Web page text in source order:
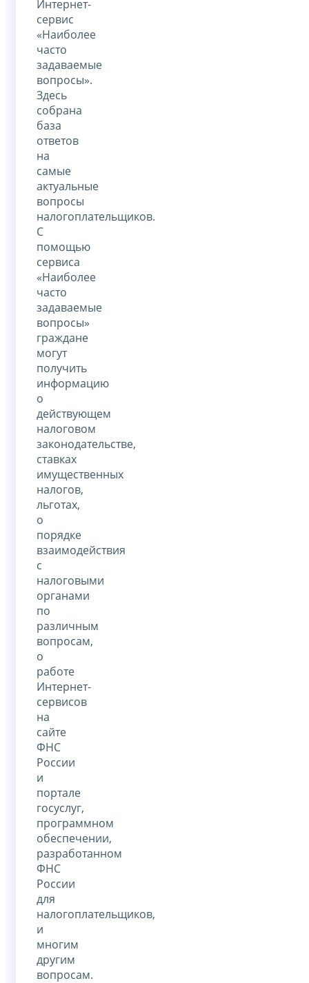
Интернет-
сервис
«Наиболее
часто
задаваемые
вопросы».
Здесь
собрана
база
ответов
на
самые
актуальные
вопросы
налогоплательщиков.
С
помощью
сервиса
«Наиболее
часто
задаваемые
вопросы»
граждане
могут
получить
информацию
о
действующем
налоговом
законодательстве,
ставках
имущественных
налогов,
льготах,
о
порядке
взаимодействия
с
налоговыми
органами
по
различным
вопросам,
о
работе
Интернет-
сервисов
на
сайте
ФНС
России
и
портале
госуслуг,
программном
обеспечении,
разработанном
ФНС
России
для
налогоплательщиков,
и
многим
другим
вопросам.